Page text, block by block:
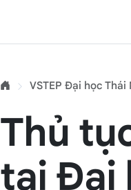
VSTEP Đại học Thái
Thủ
tại Đại